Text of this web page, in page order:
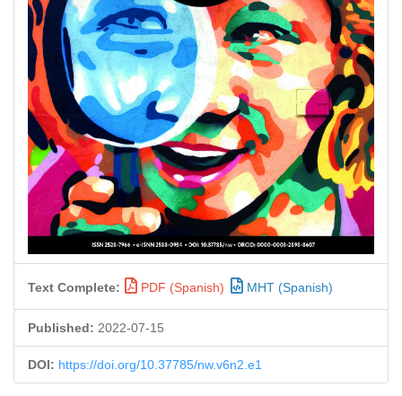
Text Complete: PDF (Spanish) MHT (Spanish)
Published: 2022-07-15
DOI: https://doi.org/10.37785/nw.v6n2.e1